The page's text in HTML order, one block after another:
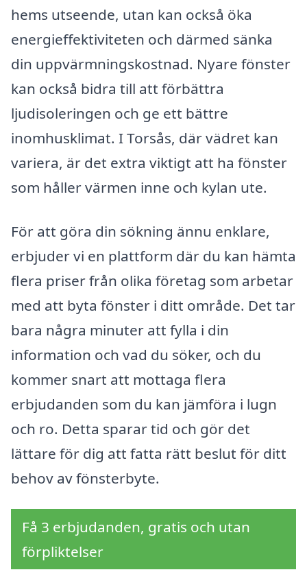
hems utseende, utan kan också öka
energieffektiviteten och därmed sänka
din uppvärmningskostnad. Nyare fönster
kan också bidra till att förbättra
ljudisoleringen och ge ett bättre
inomhusklimat. I Torsås, där vädret kan
variera, är det extra viktigt att ha fönster
som håller värmen inne och kylan ute.
För att göra din sökning ännu enklare,
erbjuder vi en plattform där du kan hämta
flera priser från olika företag som arbetar
med att byta fönster i ditt område. Det tar
bara några minuter att fylla i din
information och vad du söker, och du
kommer snart att mottaga flera
erbjudanden som du kan jämföra i lugn
och ro. Detta sparar tid och gör det
lättare för dig att fatta rätt beslut för ditt
behov av fönsterbyte.
Få 3 erbjudanden, gratis och utan
förpliktelser